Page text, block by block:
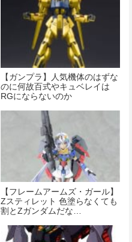
【ガンプラ】人気機体のはずな
のに何故百式やキュベレイは
RGにならないのか
【フレームアームズ・ガール】
Zスティレット 色塗らなくても
割とZガンダムだな…